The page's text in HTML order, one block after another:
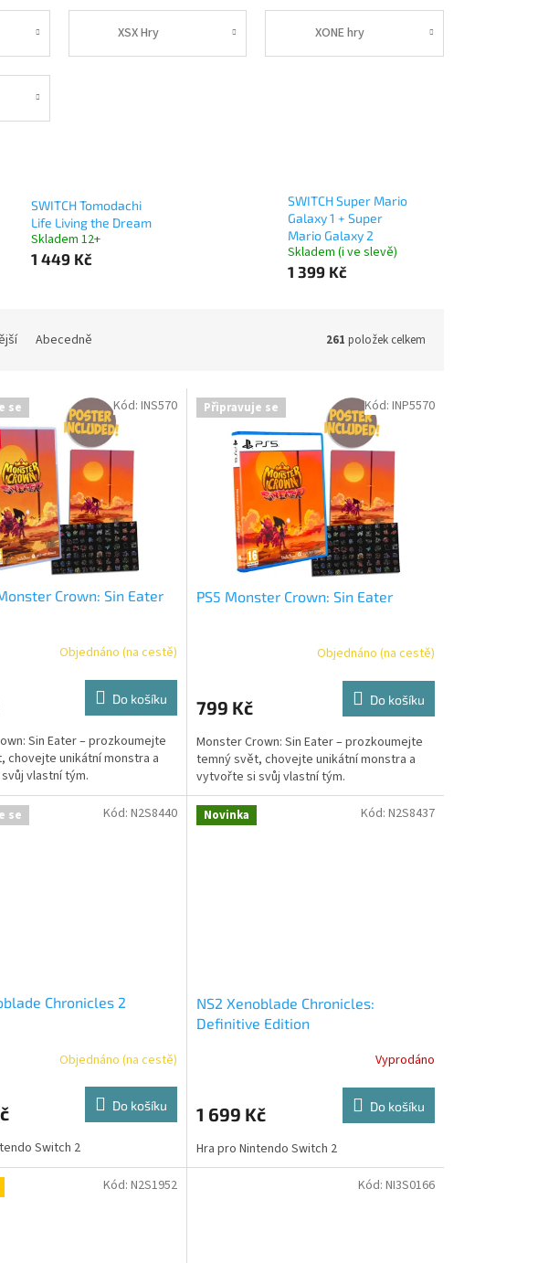
XSX Hry XONE hry
SWITCH Tomodachi
Life Living the Dream
Skladem 12+
1 449 Kč
SWITCH Super Mario
Galaxy 1 + Super
Mario Galaxy 2
Skladem (i ve slevě)
1 399 Kč
Abecedně 261 položek celkem
se
Crown: Sin Eater
Objednáno (na cestě)
Do košíku
Sin Eater – prozkoumejte
chovejte unikátní monstra a
vlastní tým.
Kód: INS570 Připravuje se
PS5 Monster Crown: Sin Eater
Objednáno (na cestě)
799 Kč Do košíku
Monster Crown: Sin Eater – prozkoumejte
temný svět, chovejte unikátní monstra a
vytvořte si svůj vlastní tým.
Kód: INP5570
se
Chronicles 2
Objednáno (na cestě)
Do košíku
Switch 2
Kód: N2S8440 Novinka
NS2 Xenoblade Chronicles:
Definitive Edition
Vyprodáno
1 699 Kč Do košíku
Hra pro Nintendo Switch 2
Kód: N2S8437
Kód: N2S1952 Kód: NI3S0166